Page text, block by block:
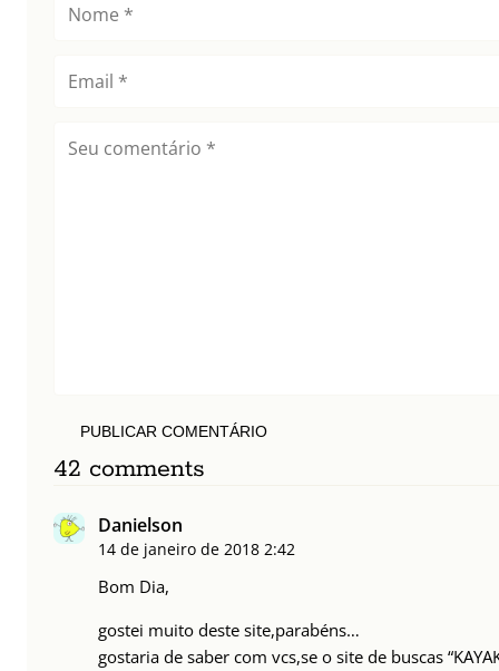
PUBLICAR COMENTÁRIO
42 comments
Danielson
14 de janeiro de 2018 2:42
Bom Dia,
gostei muito deste site,parabéns…
gostaria de saber com vcs,se o site de buscas